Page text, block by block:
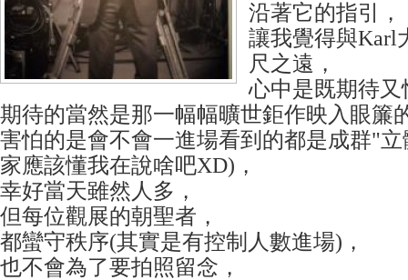
沿著它的指引，
讓我覺得與Karl
尺之遠，
心中是既期待
期待的當然是那一幅幅曠世鉅作映入眼簾
害怕的是會不會一進場看到的都是成群"
家應該懂我在說啥吧XD)，
幸好當天雖然人多，
但每位觀展的朝聖者，
都蠻守秩序(其實是有控制人數進場)，
也不會為了要拍照留念，